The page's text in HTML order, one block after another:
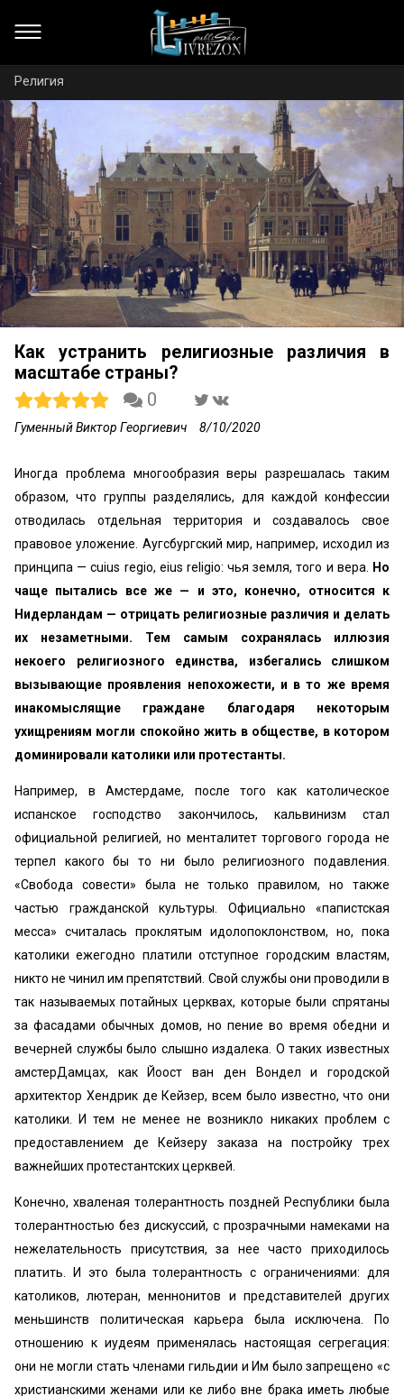
Религия
Как устранить религиозные различия в
масштабе страны?
0
Гуменный Виктор Георгиевич 8/10/2020
Иногда проблема многообразия веры разрешалась таким
образом, что группы разделялись, для каждой конфессии
отводилась отдельная территория и создавалось свое
правовое уложение. Аугсбургский мир, например, исходил из
принципа — cuius regio, eius religio: чья земля, того и вера.
Но
чаще пытались все же — и это, конечно, относится к
Нидерландам — отрицать религиозные различия и делать
их незаметными. Тем самым сохранялась иллюзия
некоего религиозного единства, избегались слишком
вызывающие проявления непохожести, и в то же время
инакомыслящие граждане благодаря некоторым
ухищрениям могли спокойно жить в обществе, в котором
доминировали католики или протестанты.
Например, в Амстердаме, после того как католическое
испанское господство закончилось, кальвинизм стал
официальной религией, но менталитет торгового города не
терпел какого бы то ни было религиозного подавления.
«Свобода совести» была не только правилом, но также
частью гражданской культуры. Официально «папистская
месса» считалась проклятым идолопоклонством, но, пока
католики ежегодно платили отступное городским властям,
никто не чинил им препятствий. Свой службы они проводили в
так называемых потайных церквах, которые были спрятаны
за фасадами обычных домов, но пение во время обедни и
вечерней службы было слышно издалека. О таких известных
амстерДамцах, как Йоост ван ден Вондел и городской
архитектор Хендрик де Кейзер, всем было известно, что они
католики. И тем не менее не возникло никаких проблем с
предоставлением де Кейзеру заказа на постройку трех
важнейших протестантских церквей.
Конечно, хваленая толерантность поздней Республики была
толерантностью без дискуссий, с прозрачными намеками на
нежелательность присутствия, за нее часто приходилось
платить. И это была толерантность с ограничениями: для
католиков, лютеран, меннонитов и представителей других
меньшинств политическая карьера была исключена. По
отношению к иудеям применялась настоящая сегрегация:
они не могли стать членами гильдии и Им было запрещено «с
христианскими женами или ке либо вне брака иметь любые